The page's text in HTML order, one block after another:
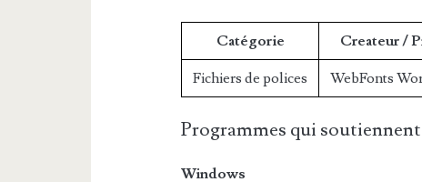
Catégorie Createur /
Fichiers de polices WebFonts
Programmes qui
Windows